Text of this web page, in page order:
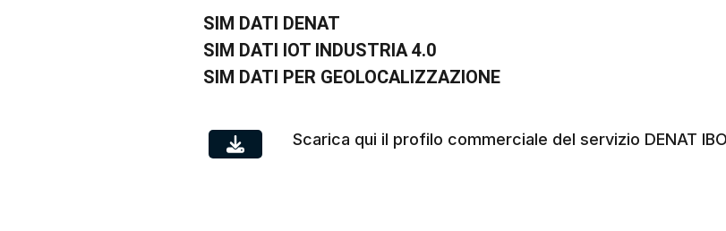
SIM DATI DENAT
SIM DATI IOT INDUSTRIA 4.0
SIM DATI PER GEOLOCALIZZAZIONE
Scarica qui il profilo commerciale del servizio DENAT